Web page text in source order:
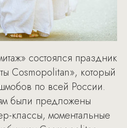
состоялся праздник
Cosmopolitan», который
по всей России.
были предложены
классы, моментальные